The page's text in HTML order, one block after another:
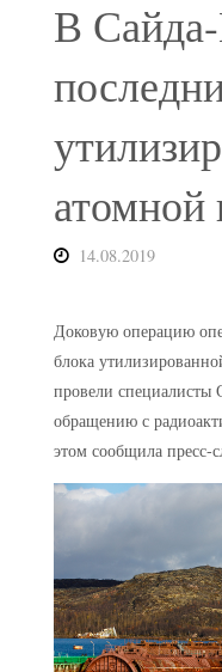
В
атомной
14.08.2019
Доковую операцию
блока
провели специалисты
обращению с
этом сообщила